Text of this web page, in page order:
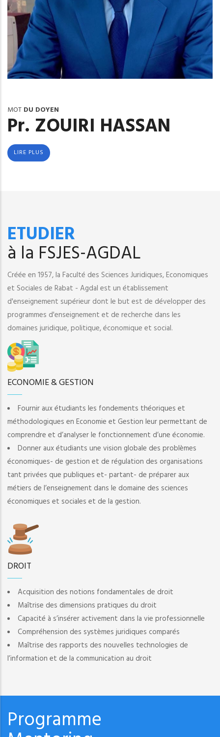
MOT DU DOYEN
Pr. ZOUIRI HASSAN
LIRE PLUS
ETUDIER
à la FSJES-AGDAL
Créée en 1957, la Faculté des Sciences Juridiques, Economiques
et Sociales de Rabat - Agdal est un établissement
d'enseignement supérieur dont le but est de développer des
programmes d'enseignement et de recherche dans les
domaines juridique, politique, économique et social.
ECONOMIE & GESTION
Fournir aux étudiants les fondements théoriques et
méthodologiques en Economie et Gestion leur permettant de
comprendre et d’analyser le fonctionnement d’une économie.
Donner aux étudiants une vision globale des problèmes
économiques- de gestion et de régulation des organisations
tant privées que publiques et- partant- de préparer aux
métiers de l’enseignement dans le domaine des sciences
économiques et sociales et de la gestion.
DROIT
Acquisition des notions fondamentales de droit
Maîtrise des dimensions pratiques du droit
Capacité à s’insérer activement dans la vie professionnelle
Compréhension des systèmes juridiques comparés
Maîtrise des rapports des nouvelles technologies de
l’information et de la communication au droit
Programme